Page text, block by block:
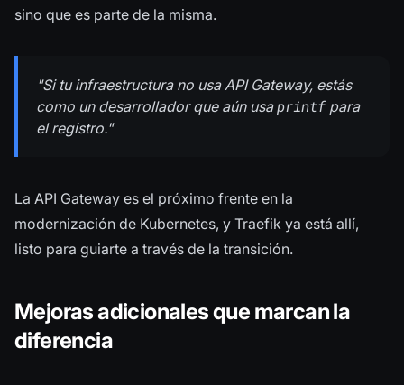
sino que es parte de la misma.
"Si tu infraestructura no usa API Gateway, estás
como un desarrollador que aún usaprintfpara
el registro."
La API Gateway es el próximo frente en la
modernización de Kubernetes, y Traefik ya está allí,
listo para guiarte a través de la transición.
Mejoras adicionales que marcan la
diferencia